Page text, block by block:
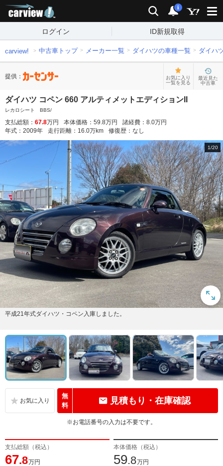
検索 通知
i
ログイン ID新規取得
carview! 中古車トップ メーカー一覧 ダイハツの車種一覧 ダイハ
提供：
お気に入り
一覧を見る
最近見た
中古車
ダイハツ コペン 660 アルティメットエディションII
レカロシート BBS/
支払総額： 67.8万円 本体価格： 59.8万円 諸経費： 8.0万円
年式： 2009年 走行距離： 16.0万km 修復歴： なし
1/20
平成21年式ダイハツ・コペン入庫しました。
無
料
見積もり・在庫確認
※お電話番号の入力は不要です。
支払総額（税込）
67.8万円
本体価格（税込）
59.8万円